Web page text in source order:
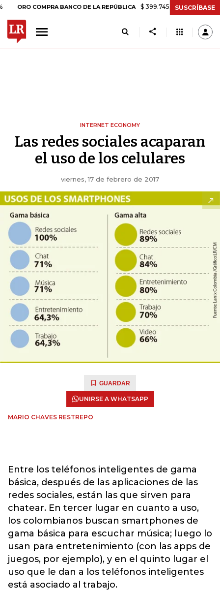
ORO COMPRA BANCO DE LA REPÚBLICA $ 399.745,16 +$ 2.295,71
SUSCRÍBASE
INTERNET ECONOMY
Las redes sociales acaparan
el uso de los celulares
viernes, 17 de febrero de 2017
GUARDAR
UNIRSE A WHATSAPP
MARIO CHAVES RESTREPO
Entre los teléfonos inteligentes de gama
básica, después de las aplicaciones de las
redes sociales, están las que sirven para
chatear. En tercer lugar en cuanto a uso,
los colombianos buscan smartphones de
gama básica para escuchar música; luego lo
usan para entretenimiento (con las apps de
juegos, por ejemplo), y en el quinto lugar el
uso que le dan a los teléfonos inteligentes
está asociado al trabajo.